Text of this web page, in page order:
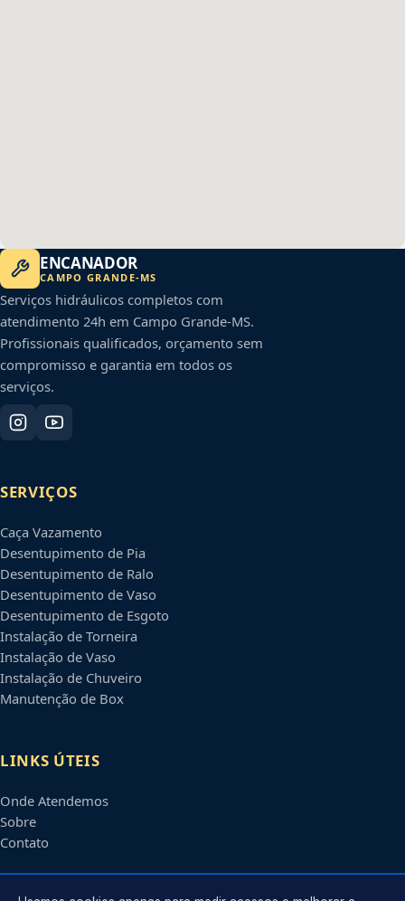
ENCANADOR
CAMPO GRANDE-MS
Serviços hidráulicos completos com
atendimento 24h em Campo Grande-MS.
Profissionais qualificados, orçamento sem
compromisso e garantia em todos os
serviços.
SERVIÇOS
Caça Vazamento
Desentupimento de Pia
Desentupimento de Ralo
Desentupimento de Vaso
Desentupimento de Esgoto
Instalação de Torneira
Instalação de Vaso
Instalação de Chuveiro
Manutenção de Box
LINKS ÚTEIS
Onde Atendemos
Sobre
Contato